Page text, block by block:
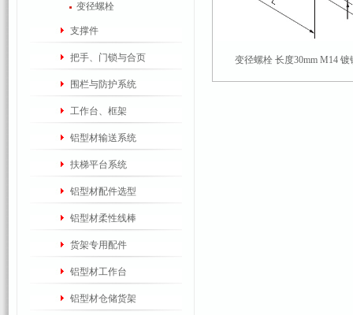
变径螺栓
支撑件
把手、门锁与合页
围栏与防护系统
工作台、框架
铝型材输送系统
扶梯平台系统
铝型材配件选型
铝型材柔性线棒
货架专用配件
铝型材工作台
铝型材仓储货架
变径螺栓 长度30mm M14 镀